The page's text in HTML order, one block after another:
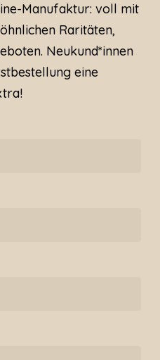
Manufaktur: voll mit
Raritäten,
Neukund*innen
eine